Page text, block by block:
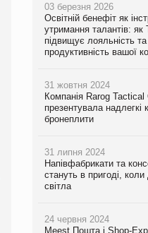
03 березня 2026
Освітній бенефіт як
утримання талантів: як
підвищує лояльність та
продуктивність вашої
31 жовтня 2024
Компанія Rarog Tactical
презентувала надлегкі
бронеплити
31 липня 2024
Напівфабрикати та
стануть в пригоді,
світла
24 червня 2024
Meest Пошта і Shop-